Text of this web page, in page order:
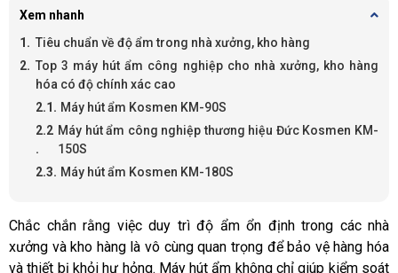
Xem nhanh
Tiêu chuẩn về độ ẩm trong nhà xưởng, kho hàng
Top 3 máy hút ẩm công nghiệp cho nhà xưởng, kho hàng
hóa có độ chính xác cao
Máy hút ẩm Kosmen KM-90S
Máy hút ẩm công nghiệp thương hiệu Đức Kosmen KM-
150S
Máy hút ẩm Kosmen KM-180S
Chắc chắn rằng việc duy trì độ ẩm ổn định trong các nhà
xưởng và kho hàng là vô cùng quan trọng để bảo vệ hàng hóa
và thiết bị khỏi hư hỏng. Máy hút ẩm không chỉ giúp kiểm soát